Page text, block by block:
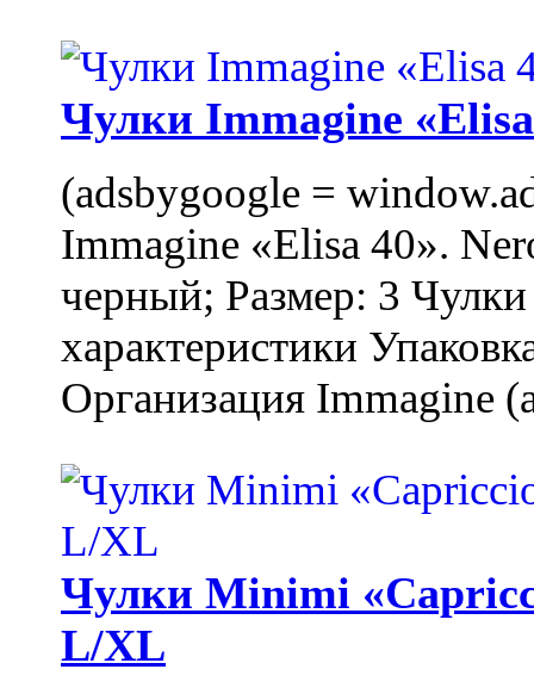
Чулки Immagine
(adsbygoogle =
Immagine «Elisa 40».
черный; Размер: 3
характеристики
Организация Immagine
Чулки Minimi
L/XL